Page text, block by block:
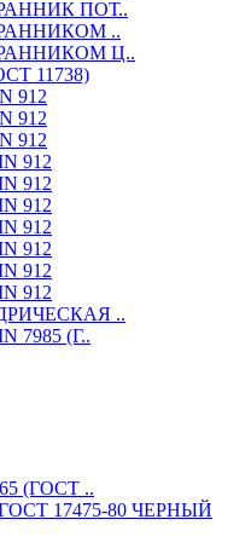
ПОТ..
..
Ц..
11738)
912
912
912
912
912
912
912
912
912
912
..
7985 (Г..
(ГОСТ ..
17475-80 ЧЕРНЫЙ